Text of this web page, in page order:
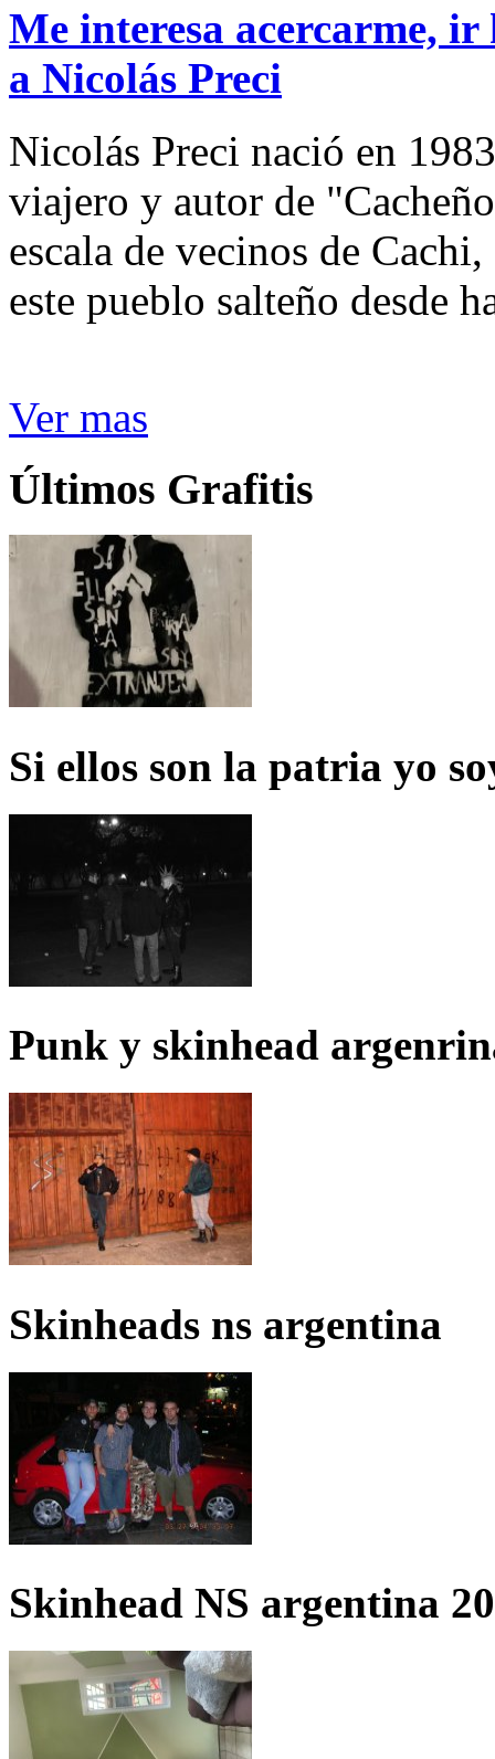
Me interesa acercarme,
a Nicolás Preci
Nicolás Preci nació en
viajero y autor de
escala de vecinos de
este pueblo salteño desde
Ver mas
Últimos Grafitis
Si ellos son la patria yo
Punk y skinhead
Skinheads ns argentina
Skinhead NS argentina